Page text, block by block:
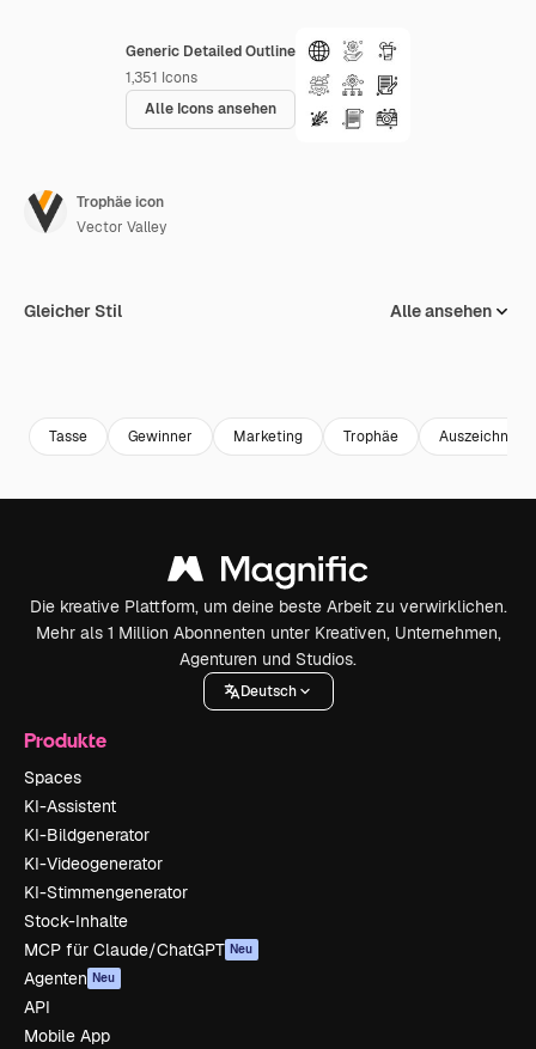
Generic Detailed Outline
1,351 Icons
Alle Icons ansehen
Trophäe icon
Vector Valley
Gleicher Stil Alle ansehen
Tasse Gewinner Marketing Trophäe Auszeichnung
Die kreative Plattform, um deine beste Arbeit zu verwirklichen.
Mehr als 1 Million Abonnenten unter Kreativen, Unternehmen,
Agenturen und Studios.
Deutsch
Produkte
Spaces
KI-Assistent
KI-Bildgenerator
KI-Videogenerator
KI-Stimmengenerator
Stock-Inhalte
MCP für Claude/ChatGPT Neu
Agenten Neu
API
Mobile App